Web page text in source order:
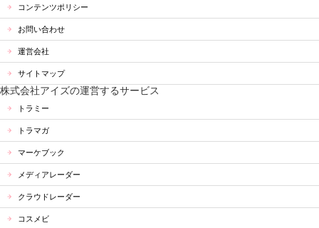
コンテンツポリシー
お問い合わせ
運営会社
サイトマップ
株式会社アイズの運営するサービス
トラミー
トラマガ
マーケブック
メディアレーダー
クラウドレーダー
コスメビ